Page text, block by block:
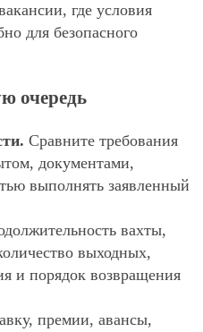
где условия
для безопасного
очередь
Сравните требования
документами,
выполнять заявленный
вахты,
выходных,
и порядок возвращения
премии, авансы,